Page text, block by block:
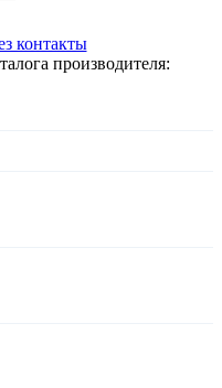
контакты
производителя: